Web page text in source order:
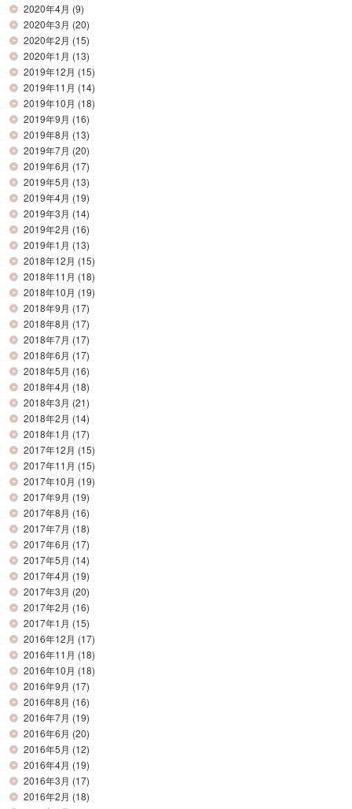
2020年4月 (9)
2020年3月 (20)
2020年2月 (15)
2020年1月 (13)
2019年12月 (15)
2019年11月 (14)
2019年10月 (18)
2019年9月 (16)
2019年8月 (13)
2019年7月 (20)
2019年6月 (17)
2019年5月 (13)
2019年4月 (19)
2019年3月 (14)
2019年2月 (16)
2019年1月 (13)
2018年12月 (15)
2018年11月 (18)
2018年10月 (19)
2018年9月 (17)
2018年8月 (17)
2018年7月 (17)
2018年6月 (17)
2018年5月 (16)
2018年4月 (18)
2018年3月 (21)
2018年2月 (14)
2018年1月 (17)
2017年12月 (15)
2017年11月 (15)
2017年10月 (19)
2017年9月 (19)
2017年8月 (16)
2017年7月 (18)
2017年6月 (17)
2017年5月 (14)
2017年4月 (19)
2017年3月 (20)
2017年2月 (16)
2017年1月 (15)
2016年12月 (17)
2016年11月 (18)
2016年10月 (18)
2016年9月 (17)
2016年8月 (16)
2016年7月 (19)
2016年6月 (20)
2016年5月 (12)
2016年4月 (19)
2016年3月 (17)
2016年2月 (18)